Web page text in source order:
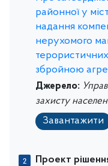
районної у
надання
нерухомого
збройною
Джерело:
захисту
Завантажити
Проект